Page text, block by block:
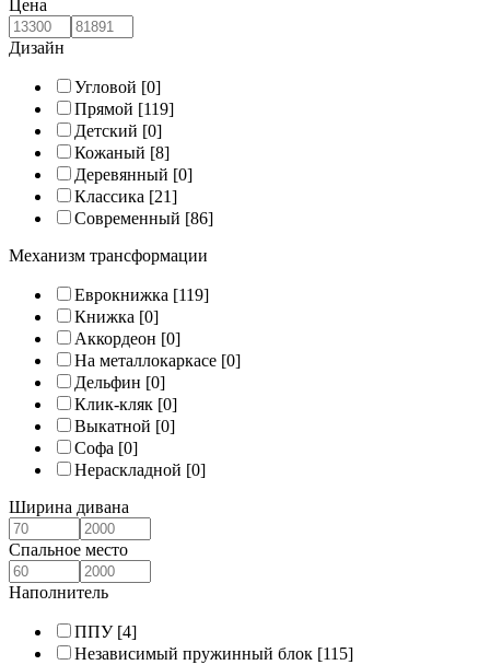
Цена
Дизайн
Угловой [0]
Прямой [119]
Детский [0]
Кожаный [8]
Деревянный [0]
Классика [21]
Современный [86]
Механизм трансформации
Еврокнижка [119]
Книжка [0]
Аккордеон [0]
На металлокаркасе [0]
Дельфин [0]
Клик-кляк [0]
Выкатной [0]
Софа [0]
Нераскладной [0]
Ширина дивана
Спальное место
Наполнитель
ППУ[4]
Независимый пружинный блок [115]